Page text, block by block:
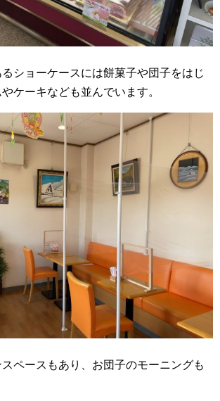
ショーケースには餅菓子や団子をはじ
ケーキなども並んでいます。
ペースもあり、お団子のモーニングも